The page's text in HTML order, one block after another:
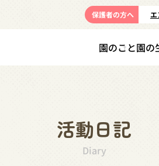
保護者の方へ エ
園のこと園の
活動日記
Diary